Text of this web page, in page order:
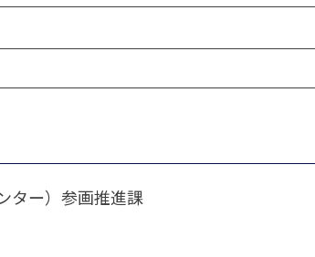
ター）参画推進課